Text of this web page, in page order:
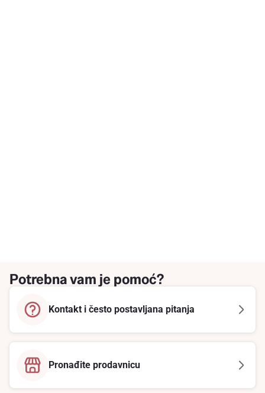
Potrebna vam je pomoć?
Kontakt i često postavljana pitanja
Pronađite prodavnicu